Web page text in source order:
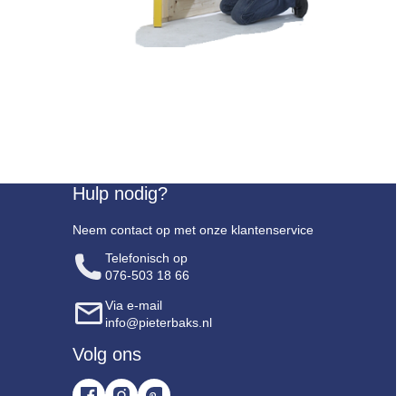
Hulp nodig?
Neem contact op met onze klantenservice
Telefonisch op
076-503 18 66
Via e-mail
info@pieterbaks.nl
Volg ons